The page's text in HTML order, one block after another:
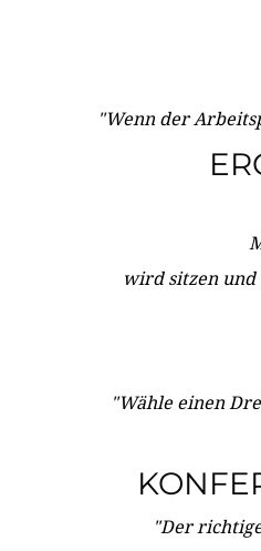
"Wenn der
wird sitzen und
"Wähle einen
"Der